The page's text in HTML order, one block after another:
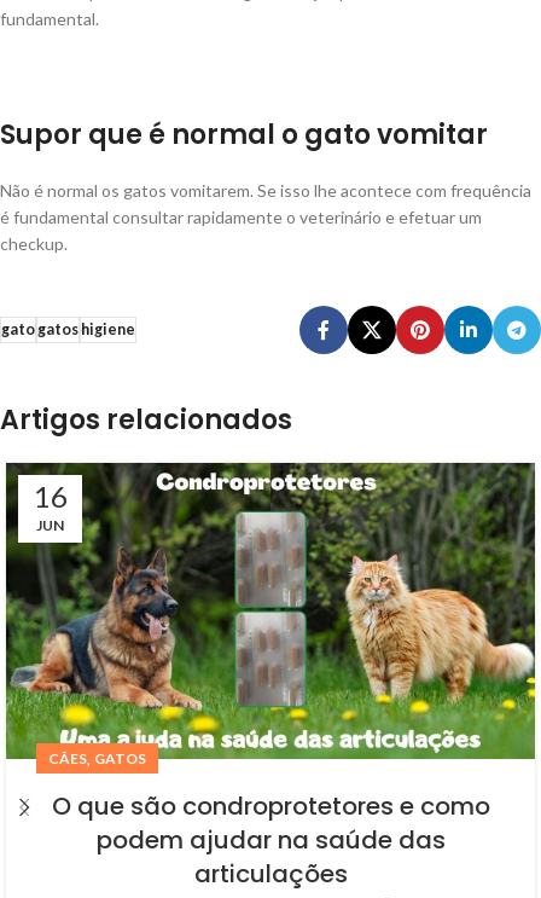
fundamental.
Supor que é normal o gato vomitar
Não é normal os gatos vomitarem. Se isso lhe acontece com frequência
é fundamental consultar rapidamente o veterinário e efetuar um
checkup.
gatogatoshigiene
Artigos relacionados
16
JUN
CÃES, GATOS
O que são condroprotetores e como
podem ajudar na saúde das
articulações